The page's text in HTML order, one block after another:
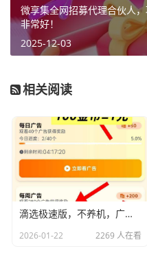
微享集全网招募代理合伙人
非常好！
2025-12-03
相关阅读
滴选极速版，不养机，广告赚米
2026-01-22 2269 人在看